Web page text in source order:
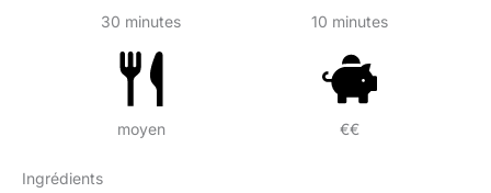
30 minutes 10 minutes
moyen €€
Ingrédients